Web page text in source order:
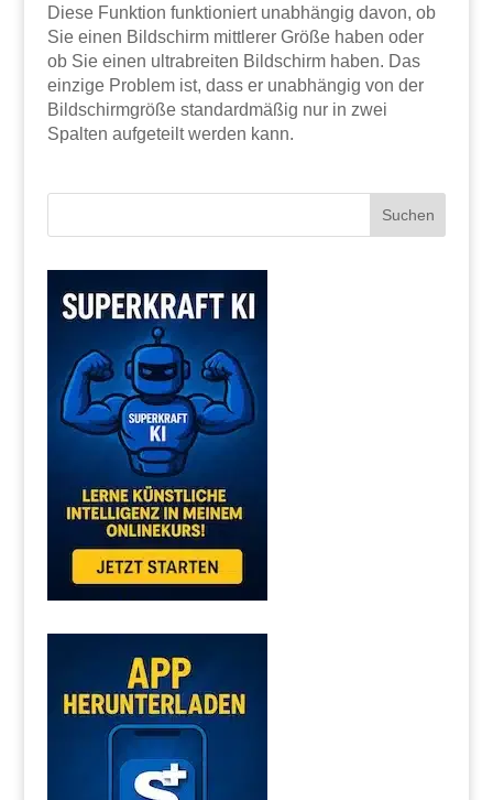
Diese Funktion funktioniert unabhängig davon, ob
Sie einen Bildschirm mittlerer Größe haben oder
ob Sie einen ultrabreiten Bildschirm haben. Das
einzige Problem ist, dass er unabhängig von der
Bildschirmgröße standardmäßig nur in zwei
Spalten aufgeteilt werden kann.